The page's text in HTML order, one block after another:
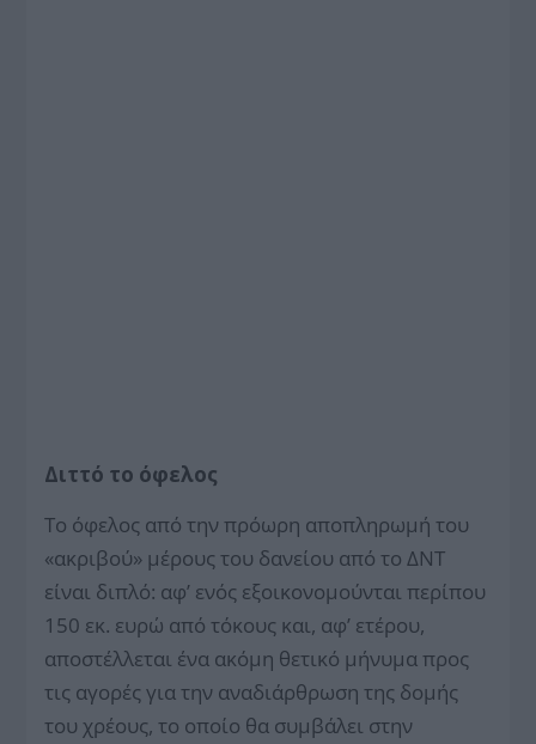
Διττό το όφελος
Το όφελος από την πρόωρη αποπληρωμή του
«ακριβού» μέρους του δανείου από το ΔΝΤ
είναι διπλό: αφ’ ενός εξοικονομούνται περίπου
150 εκ. ευρώ από τόκους και, αφ’ ετέρου,
αποστέλλεται ένα ακόμη θετικό μήνυμα προς
τις αγορές για την αναδιάρθρωση της δομής
του χρέους, το οποίο θα συμβάλει στην